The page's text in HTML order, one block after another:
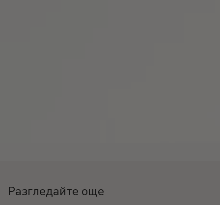
Разгледайте още